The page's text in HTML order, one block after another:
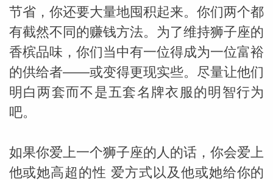
节省，你还要大量地囤积起来。你们两个都
有截然不同的赚钱方法。为了维持狮子座的
香槟品味，你们当中有一位得成为一位富裕
的供给者——或变得更现实些。尽量让他们
明白两套而不是五套名牌衣服的明智行为
吧。
如果你爱上一个狮子座的人的话，你会爱上
他或她高超的性 爱方式以及他或她给你的